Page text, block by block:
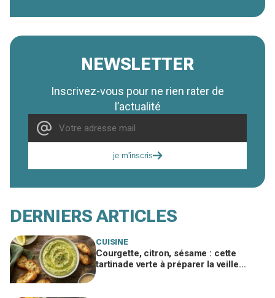
NEWSLETTER
Inscrivez-vous pour ne rien rater de
l’actualité
je m'inscris
DERNIERS ARTICLES
CUISINE
Courgette, citron, sésame : cette
tartinade verte à préparer la veille